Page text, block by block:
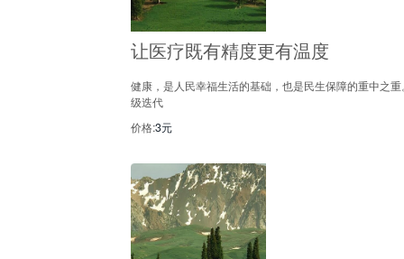
让医疗既有精度更有温度
健康，是人民幸福生活的基础，也是民生保障的重中之
级迭代
价格:3元